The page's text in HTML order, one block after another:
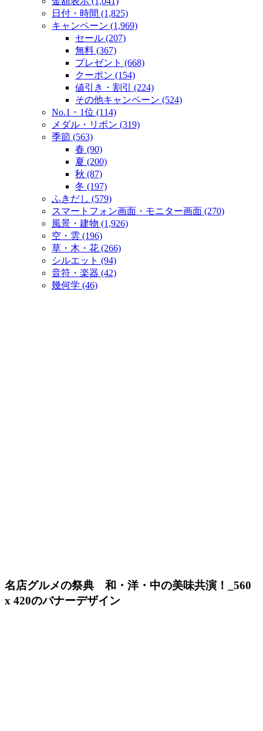
日付・時間 (1,825)
キャンペーン (1,969)
セール (207)
無料 (367)
プレゼント (668)
クーポン (154)
値引き・割引 (224)
その他キャンペーン (524)
No.1・1位 (114)
メダル・リボン (319)
季節 (563)
春 (90)
夏 (200)
秋 (87)
冬 (197)
ふきだし (579)
スマートフォン画面・モニター画面 (270)
風景・建物 (1,926)
空・雲 (196)
草・木・花 (266)
シルエット (94)
音符・楽器 (42)
幾何学 (46)
名店グルメの祭典 和・洋・中の美味共演！_560
x 420のバナーデザイン